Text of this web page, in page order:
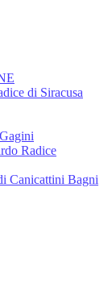
di Siracusa
Radice
Canicattini Bagni